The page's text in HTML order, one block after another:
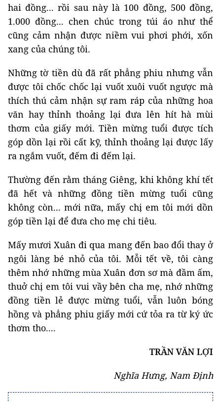
hai đồng... rồi sau này là 100 đồng, 500 đồng,
1.000 đồng... chen chúc trong túi áo như thể
cũng cảm nhận được niềm vui phơi phới, xốn
xang của chúng tôi.
Những tờ tiền dù đã rất phẳng phiu nhưng vẫn
được tôi chốc chốc lại vuốt xuôi vuốt ngược mà
thích thú cảm nhận sự ram ráp của những hoa
văn hay thỉnh thoảng lại đưa lên hít hà mùi
thơm của giấy mới. Tiền mừng tuổi được tích
góp dồn lại rồi cất kỹ, thỉnh thoảng lại được lấy
ra ngắm vuốt, đếm đi đếm lại.
Thường đến rằm tháng Giêng, khi không khí tết
đã hết và những đồng tiền mừng tuổi cũng
không còn... mới nữa, mấy chị em tôi mới dồn
góp tiền lại để đưa cho mẹ chi tiêu.
Mấy mươi Xuân đi qua mang đến bao đổi thay ở
ngôi làng bé nhỏ của tôi. Mỗi tết về, tôi càng
thêm nhớ những mùa Xuân đơn sơ mà đầm ấm,
thuở chị em tôi vui vầy bên cha mẹ, nhớ những
đồng tiền lẻ được mừng tuổi, vẫn luôn bóng
hồng và phẳng phiu giấy mới cứ tỏa ra từ ký ức
thơm tho....
TRẦN VĂN LỢI
Nghĩa Hưng, Nam Định